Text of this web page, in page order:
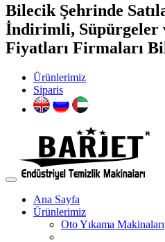
Bilecik Şehrinde
İndirimli, Süpürgeler
Fiyatları Firmaları
Ürünlerimiz
Siparis
Ana Sayfa
Ürünlerimiz
Oto Yıkama Makinaları